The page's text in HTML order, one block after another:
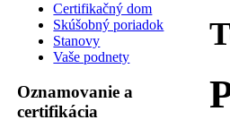
Certifikačný dom
Skúšobný poriadok
Stanovy
Vaše podnety
Oznamovanie a
certifikácia